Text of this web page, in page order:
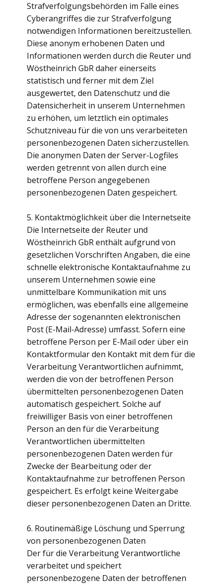
Strafverfolgungsbehörden im Falle eines
Cyberangriffes die zur Strafverfolgung
notwendigen Informationen bereitzustellen.
Diese anonym erhobenen Daten und
Informationen werden durch die Reuter und
Wöstheinrich GbR daher einerseits
statistisch und ferner mit dem Ziel
ausgewertet, den Datenschutz und die
Datensicherheit in unserem Unternehmen
zu erhöhen, um letztlich ein optimales
Schutzniveau für die von uns verarbeiteten
personenbezogenen Daten sicherzustellen.
Die anonymen Daten der Server-Logfiles
werden getrennt von allen durch eine
betroffene Person angegebenen
personenbezogenen Daten gespeichert.
5. Kontaktmöglichkeit über die Internetseite
Die Internetseite der Reuter und
Wöstheinrich GbR enthält aufgrund von
gesetzlichen Vorschriften Angaben, die eine
schnelle elektronische Kontaktaufnahme zu
unserem Unternehmen sowie eine
unmittelbare Kommunikation mit uns
ermöglichen, was ebenfalls eine allgemeine
Adresse der sogenannten elektronischen
Post (E-Mail-Adresse) umfasst. Sofern eine
betroffene Person per E-Mail oder über ein
Kontaktformular den Kontakt mit dem für die
Verarbeitung Verantwortlichen aufnimmt,
werden die von der betroffenen Person
übermittelten personenbezogenen Daten
automatisch gespeichert. Solche auf
freiwilliger Basis von einer betroffenen
Person an den für die Verarbeitung
Verantwortlichen übermittelten
personenbezogenen Daten werden für
Zwecke der Bearbeitung oder der
Kontaktaufnahme zur betroffenen Person
gespeichert. Es erfolgt keine Weitergabe
dieser personenbezogenen Daten an Dritte.
6. Routinemäßige Löschung und Sperrung
von personenbezogenen Daten
Der für die Verarbeitung Verantwortliche
verarbeitet und speichert
personenbezogene Daten der betroffenen